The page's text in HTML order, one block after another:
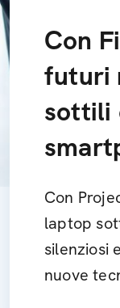
Con
futuri
sottili
Con
laptop
silenziosi
nuove